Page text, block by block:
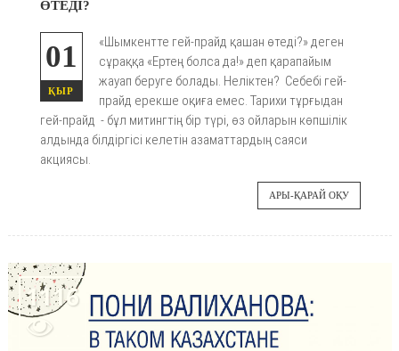
ӨТЕДІ?
01
ҚЫР
«Шымкентте гей-прайд қашан өтеді?» деген
сұраққа «Ертең болса да!» деп қарапайым
жауап беруге болады. Неліктен? Себебі гей-
прайд ерекше оқиға емес. Тарихи тұрғыдан
гей-прайд - бұл митингтің бір түрі, өз ойларын көпшілік
алдында білдіргісі келетін азаматтардың саяси
акциясы.
АРЫ-ҚАРАЙ ОҚУ
1116
